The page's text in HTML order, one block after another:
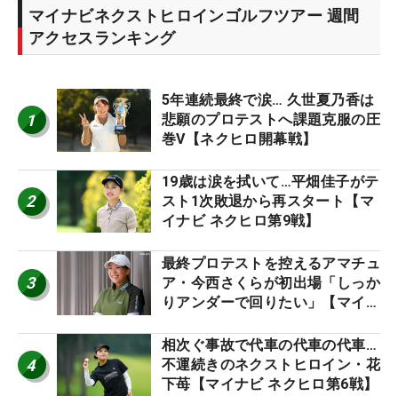
マイナビネクストヒロインゴルフツアー 週間
アクセスランキング
1
5年連続最終で涙… 久世夏乃香は
悲願のプロテストへ課題克服の圧
巻V【ネクヒロ開幕戦】
2
19歳は涙を拭いて…平畑佳子がテ
スト1次敗退から再スタート【マ
イナビ ネクヒロ第9戦】
3
最終プロテストを控えるアマチュ
ア・今西さくらが初出場「しっか
りアンダーで回りたい」【マイナ
4
相次ぐ事故で代車の代車の代車…
不運続きのネクストヒロイン・花
下苺【マイナビ ネクヒロ第6戦】